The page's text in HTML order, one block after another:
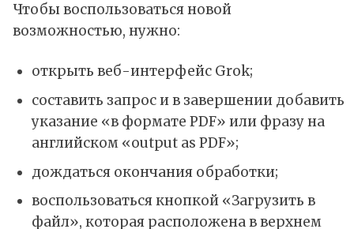
Чтобы воспользоваться новой
возможностью, нужно:
открыть веб-интерфейс Grok;
составить запрос и в завершении добавить
указание «в формате PDF» или фразу на
английском «output as PDF»;
дождаться окончания обработки;
воспользоваться кнопкой «Загрузить в
файл», которая расположена в верхнем